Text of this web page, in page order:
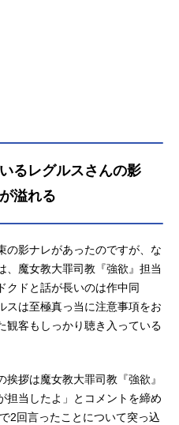
放送形態TVアニメシリーズ
ら始める異世界生活スケジ
2024年11月20日（水）反撃
年2月5日（水）～2025年3
水）TOKYOMX・AT-Xほか
先行上映】2024年8月30日
週間限定公開話数全16話キャ
キ・スバル：小林裕介エミ
橋李依ベアトリス：新井里
ト：赤﨑千夏ラインハル
るレグルスさんの影
溢れる
の影ナレがあったのですが、な
、魔女教大罪司教『強欲』担当
ドと話が長いのは作中同
は至極真っ当に注意事項をお
観客もしっかり聴き入っている
拶は魔女教大罪司教『強欲』
当したよ」とコメントを締め
2回言ったことについて突っ込